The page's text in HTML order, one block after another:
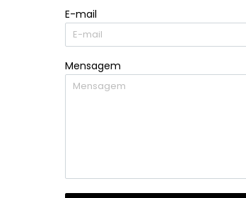
E-mail
Mensagem